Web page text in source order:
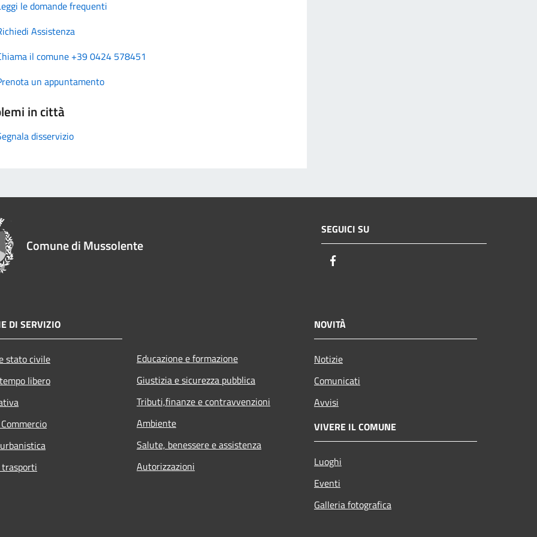
le domande frequenti
Assistenza
il comune +39 0424 578451
un appuntamento
in città
disservizio
Comune di Mussolente
SEGUICI SU
DI SERVIZIO
stato civile
libero
Educazione e formazione
Giustizia e sicurezza pubblica
Tributi,finanze e contravvenzioni
Ambiente
Salute, benessere e assistenza
Autorizzazioni
NOVITÀ
Notizie
Comunicati
Avvisi
VIVERE IL COMUNE
Luoghi
Eventi
Galleria fotografica